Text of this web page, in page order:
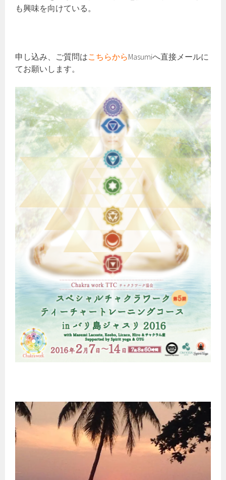
も興味を向けている。
申し込み、ご質問はこちらからMasumiへ直接メールに
てお願いします。